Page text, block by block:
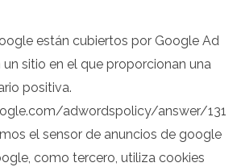
están cubiertos por Google Ad
un sitio en el que proporcionan una
positiva.
adwordspolicy/answer/131
el sensor de anuncios de google
como tercero, utiliza cookies